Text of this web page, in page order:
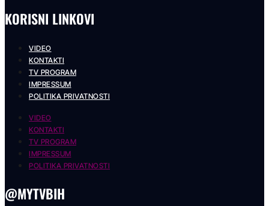
KORISNI LINKOVI
VIDEO
KONTAKTI
TV PROGRAM
IMPRESSUM
POLITIKA PRIVATNOSTI
VIDEO
KONTAKTI
TV PROGRAM
IMPRESSUM
POLITIKA PRIVATNOSTI
@MYTVBIH